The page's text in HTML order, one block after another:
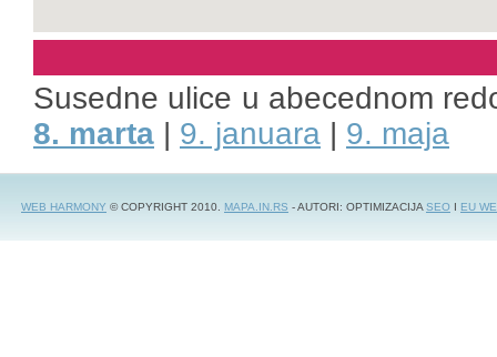
Susedne ulice u abecednom
8. marta | 9. januara | 9. maja
WEB HARMONY © COPYRIGHT 2010. MAPA.IN.RS - AUTORI: OPTIMIZACIJASEO I EU